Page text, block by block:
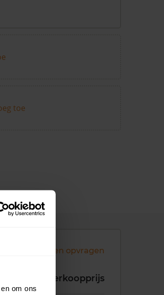
om ons
toe
koopsommen opvragen
Verkoopprijs